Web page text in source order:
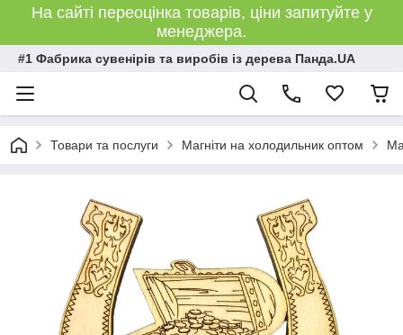
На сайті переоцінка товарів, ціни запитуйте у
менеджера.
#1 Фабрика сувенірів та виробів із дерева Панда.UA
Товари та послуги Магніти на холодильник оптом